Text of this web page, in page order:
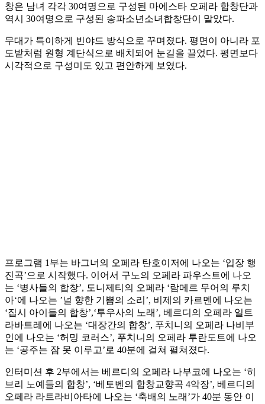
창은 남녀 각각 30여명으로 구성된 마에스타 오페라 합창단과
역시 30여명으로 구성된 송파소년소녀합창단이 맡았다.
무대가 특이하게 빈야드 방식으로 꾸며졌다. 평면이 아니라 포
도밭처럼 원형 계단식으로 배치되어 눈길을 끌었다. 평면보다
시각적으로 구성미도 있고 편안하게 보였다.
프로그램 1부는 바그너의 오페라 탄호이저에 나오는 ‘입장 행
진곡’으로 시작했다. 이어서 구노의 오페라 파우스트에 나오
는 ‘병사들의 합창’, 도니제티의 오페라 ‘람메르 무어의 루치
아‘에 나오는 ’널 향한 기쁨의 소리’, 비제의 카르멘에 나오는
‘집시 아이들의 합창’,‘투우사의 노래’, 베르디의 오페라 일트
라바트레에 나오는 ‘대장간의 합창’, 푸치니의 오페라 나비부
인에 나오는 ‘허밍 코러스’, 푸치니의 오페라 투란도트에 나오
는 ‘공주는 잠 못 이루고’로 40분에 걸쳐 펼쳐졌다.
인터미션 후 2부에서는 베르디의 오페라 나부코에 나오는 ‘히
브리 노예들의 합창’, ‘베토벤의 합창교향곡 4악장’, 베르디의
오페라 라트라비아타에 나오는 ‘축배의 노래’가 40분 동안 이